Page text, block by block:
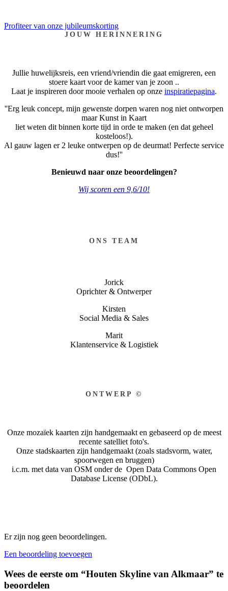
Profiteer van onze jubileumskorting
JOUW HERINNERING
Jullie huwelijksreis, een vriend/vriendin die gaat emigreren, een
stoere kaart voor de kamer van je zoon ..
Laat je inspireren door mooie verhalen op onze inspiratiepagina.
''Erg leuk concept, mijn gewenste dorpen waren nog niet ontworpen
maar Kunst in Kaart
liet weten dit binnen korte tijd in orde te maken (en dat geheel
kosteloos!).
Al gauw lagen er 2 leuke ontwerpen op de deurmat! Perfecte service
dus!''
Benieuwd naar onze beoordelingen?
Wij scoren een 9,6/10!
ONS TEAM
Jorick
Oprichter & Ontwerper
Kirsten
Social Media & Sales
Marit
Klantenservice & Logistiek
ONTWERP ©
Onze mozaïek kaarten zijn handgemaakt en gebaseerd op de meest
recente satelliet foto's.
Onze stadskaarten zijn handgemaakt (zoals stadsvorm, water,
spoorwegen en bruggen)
i.c.m. met data van OSM onder de Open Data Commons Open
Database License (ODbL).
Er zijn nog geen beoordelingen.
Een beoordeling toevoegen
Wees de eerste om “Houten Skyline van Alkmaar” te
beoordelen